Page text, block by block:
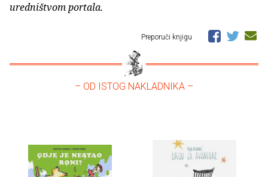
uredništvom portala.
Preporuči knjigu
– OD ISTOG NAKLADNIKA –